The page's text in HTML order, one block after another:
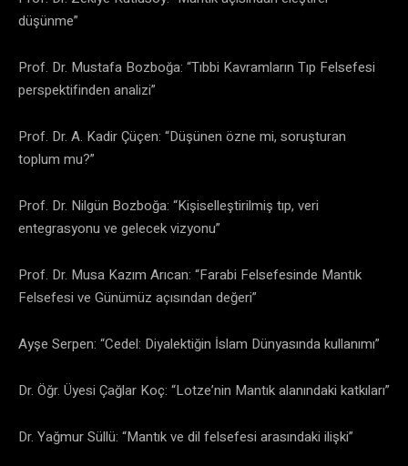
düşünme”
​Prof. Dr. Mustafa Bozboğa: “Tıbbi Kavramların Tıp Felsefesi
perspektifinden analizi”
​Prof. Dr. A. Kadir Çüçen: “Düşünen özne mi, soruşturan
toplum mu?”
​Prof. Dr. Nilgün Bozboğa: “Kişiselleştirilmiş tıp, veri
entegrasyonu ve gelecek vizyonu”
​Prof. Dr. Musa Kazım Arıcan: “Farabi Felsefesinde Mantık
Felsefesi ve Günümüz açısından değeri”
​Ayşe Serpen: “Cedel: Diyalektiğin İslam Dünyasında kullanımı”
​Dr. Öğr. Üyesi Çağlar Koç: “Lotze’nin Mantık alanındaki katkıları”
​Dr. Yağmur Süllü: “Mantık ve dil felsefesi arasındaki ilişki”